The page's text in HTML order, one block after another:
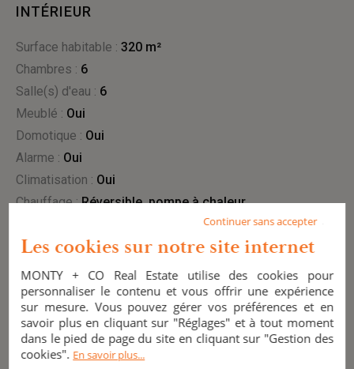
INTÉRIEUR
Surface habitable :
320 m²
Chambres : 6
Salle(s) d'eau : 6
Meublé :
Oui
Domotique :
oui
Alarme :
oui
Climatisation :
oui
Chauffage :
réversible,pompe à chaleur
EXTÉRIEUR
Surface terrain :
3794 m²
Piscine : 1
Vidéosurveillance :
oui
Continuer sans accepter
Les cookies sur notre site internet
MONTY + CO Real Estate utilise des cookies pour
personnaliser le contenu et vous offrir une expérience
sur mesure. Vous pouvez gérer vos préférences et en
savoir plus en cliquant sur "Réglages" et à tout moment
dans le pied de page du site en cliquant sur "Gestion des
cookies". En savoir plus...